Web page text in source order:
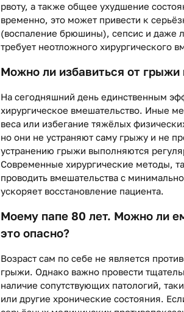
рвоту, а также общее ухудшение
временно, это может привести к
(воспаление брюшины), сепсис и даже
требует неотложного хирургического
Можно ли избавиться от грыжи
На сегодняшний день единственным
хирургическое вмешательство. Иные
веса или избегание тяжёлых
но они не устраняют саму грыжу и не
устранению грыжи выполняются
Современные хирургические методы,
проводить вмешательства с
ускоряет восстановление пациента.
Моему папе 80 лет. Можно ли
это опасно?
Возраст сам по себе не является
грыжи. Однако важно провести
наличие сопутствующих патологий,
или другие хронические состояния.